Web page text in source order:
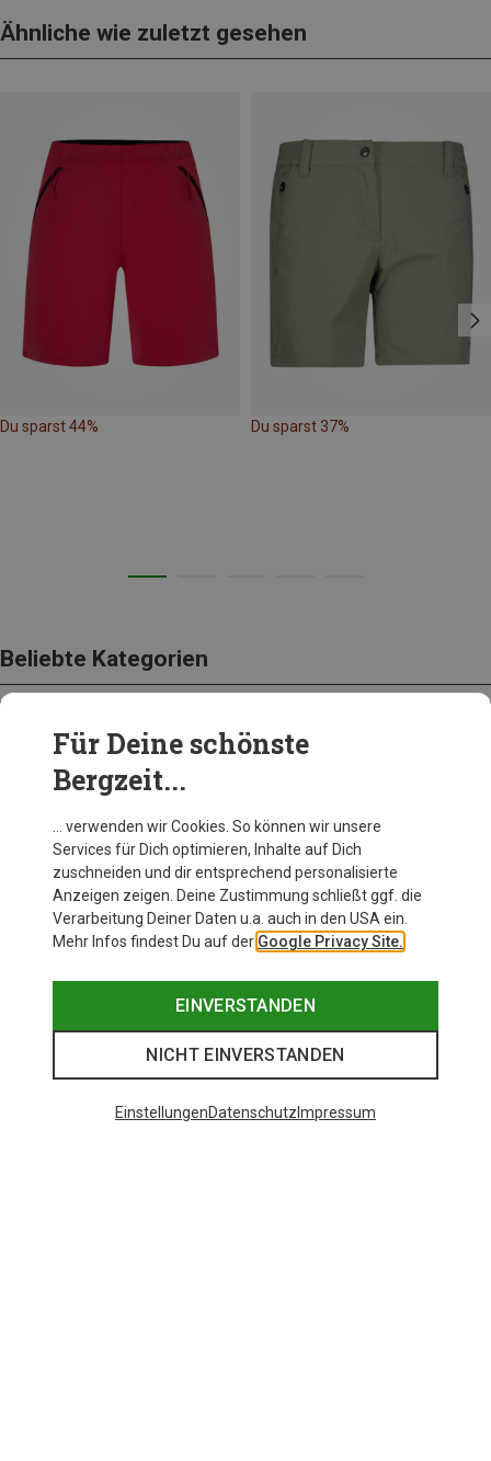
Ähnliche wie zuletzt gesehen
Du sparst 44% Du sparst 37%
Beliebte Kategorien
BEKLEIDUNG
Für Deine schönste
Bergzeit...
… verwenden wir Cookies. So können wir unsere
Services für Dich optimieren, Inhalte auf Dich
zuschneiden und dir entsprechend personalisierte
Anzeigen zeigen. Deine Zustimmung schließt ggf. die
Verarbeitung Deiner Daten u.a. auch in den USA ein.
Mehr Infos findest Du auf der Google Privacy Site.
EINVERSTANDEN
NICHT EINVERSTANDEN
EinstellungenDatenschutz Impressum